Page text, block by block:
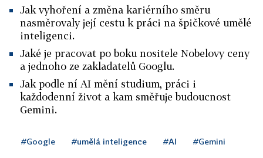
Jak vyhoření a změna kariérního směru
nasměrovaly její cestu k práci na špičkové umělé
inteligenci.
Jaké je pracovat po boku nositele Nobelovy ceny
a jednoho ze zakladatelů Googlu.
Jak podle ní AI mění studium, práci i
každodenní život a kam směřuje budoucnost
Gemini.
#Google #umělá inteligence #AI #Gemini